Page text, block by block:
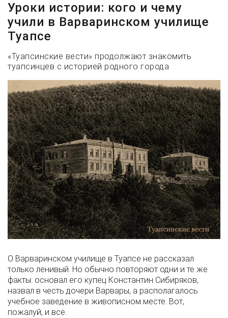
Уроки истории: кого и чему
учили в Варваринском училище
Туапсе
«Туапсинские вести» продолжают знакомить
туапсинцев с историей родного города
О Варваринском училище в Туапсе не рассказал
только ленивый. Но обычно повторяют одни и те же
факты: основал его купец Константин Сибиряков,
назвал в честь дочери Варвары, а располагалось
учебное заведение в живописном месте. Вот,
пожалуй, и всё.